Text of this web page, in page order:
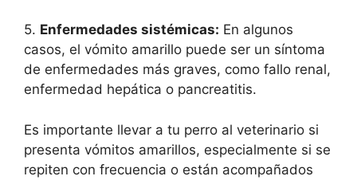
5. Enfermedades sistémicas: En algunos
casos, el vómito amarillo puede ser un síntoma
de enfermedades más graves, como fallo renal,
enfermedad hepática o pancreatitis.
Es importante llevar a tu perro al veterinario si
presenta vómitos amarillos, especialmente si se
repiten con frecuencia o están acompañados